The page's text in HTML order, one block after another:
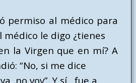
permiso al médico para
médico le digo ¿tienes
la Virgen que en mí? A
“No, si me dice
no voy”. Y sí, fue a